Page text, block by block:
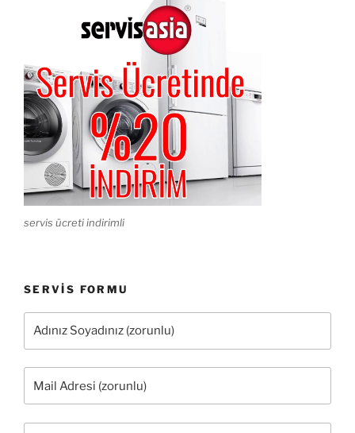
servis ücreti indirimli
SERVIS FORMU